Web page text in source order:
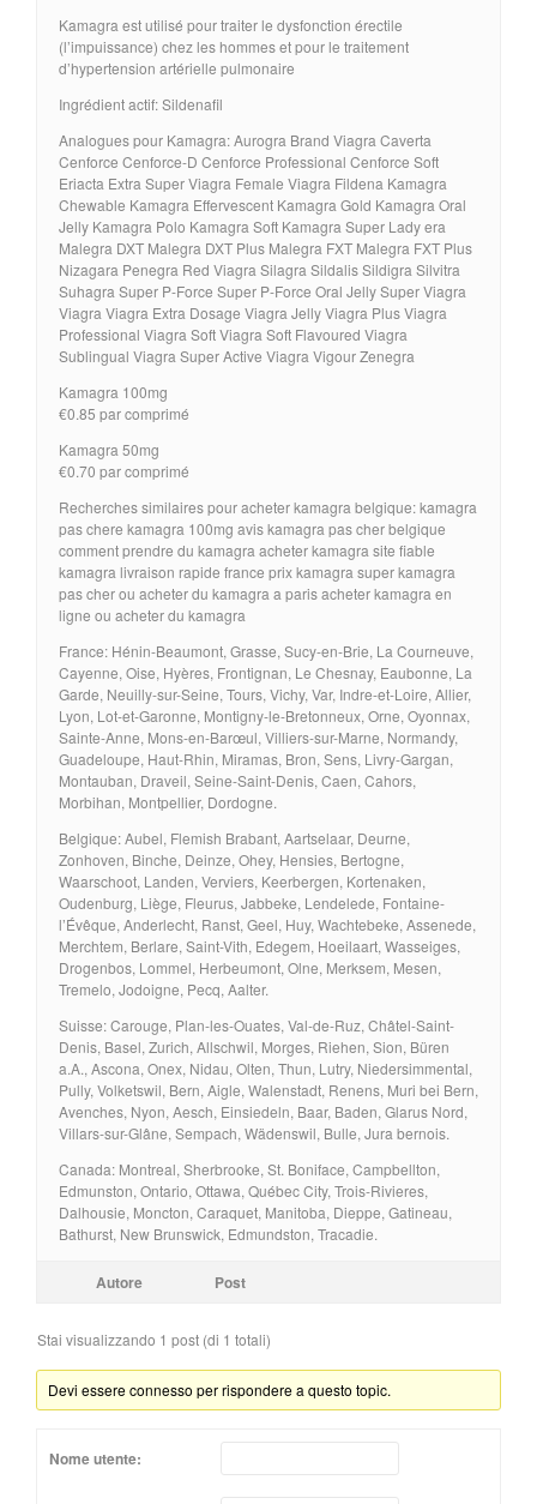
Kamagra est utilisé pour traiter le dysfonction érectile
(l’impuissance) chez les hommes et pour le traitement
d’hypertension artérielle pulmonaire
Ingrédient actif: Sildenafil
Analogues pour Kamagra: Aurogra Brand Viagra Caverta
Cenforce Cenforce-D Cenforce Professional Cenforce Soft
Eriacta Extra Super Viagra Female Viagra Fildena Kamagra
Chewable Kamagra Effervescent Kamagra Gold Kamagra Oral
Jelly Kamagra Polo Kamagra Soft Kamagra Super Lady era
Malegra DXT Malegra DXT Plus Malegra FXT Malegra FXT Plus
Nizagara Penegra Red Viagra Silagra Sildalis Sildigra Silvitra
Suhagra Super P-Force Super P-Force Oral Jelly Super Viagra
Viagra Viagra Extra Dosage Viagra Jelly Viagra Plus Viagra
Professional Viagra Soft Viagra Soft Flavoured Viagra
Sublingual Viagra Super Active Viagra Vigour Zenegra
Kamagra 100mg
€0.85 par comprimé
Kamagra 50mg
€0.70 par comprimé
Recherches similaires pour acheter kamagra belgique: kamagra
pas chere kamagra 100mg avis kamagra pas cher belgique
comment prendre du kamagra acheter kamagra site fiable
kamagra livraison rapide france prix kamagra super kamagra
pas cher ou acheter du kamagra a paris acheter kamagra en
ligne ou acheter du kamagra
France: Hénin-Beaumont, Grasse, Sucy-en-Brie, La Courneuve,
Cayenne, Oise, Hyères, Frontignan, Le Chesnay, Eaubonne, La
Garde, Neuilly-sur-Seine, Tours, Vichy, Var, Indre-et-Loire, Allier,
Lyon, Lot-et-Garonne, Montigny-le-Bretonneux, Orne, Oyonnax,
Sainte-Anne, Mons-en-Barœul, Villiers-sur-Marne, Normandy,
Guadeloupe, Haut-Rhin, Miramas, Bron, Sens, Livry-Gargan,
Montauban, Draveil, Seine-Saint-Denis, Caen, Cahors,
Morbihan, Montpellier, Dordogne.
Belgique: Aubel, Flemish Brabant, Aartselaar, Deurne,
Zonhoven, Binche, Deinze, Ohey, Hensies, Bertogne,
Waarschoot, Landen, Verviers, Keerbergen, Kortenaken,
Oudenburg, Liège, Fleurus, Jabbeke, Lendelede, Fontaine-
l’Évêque, Anderlecht, Ranst, Geel, Huy, Wachtebeke, Assenede,
Merchtem, Berlare, Saint-Vith, Edegem, Hoeilaart, Wasseiges,
Drogenbos, Lommel, Herbeumont, Olne, Merksem, Mesen,
Tremelo, Jodoigne, Pecq, Aalter.
Suisse: Carouge, Plan-les-Ouates, Val-de-Ruz, Châtel-Saint-
Denis, Basel, Zurich, Allschwil, Morges, Riehen, Sion, Büren
a.A., Ascona, Onex, Nidau, Olten, Thun, Lutry, Niedersimmental,
Pully, Volketswil, Bern, Aigle, Walenstadt, Renens, Muri bei Bern,
Avenches, Nyon, Aesch, Einsiedeln, Baar, Baden, Glarus Nord,
Villars-sur-Glâne, Sempach, Wädenswil, Bulle, Jura bernois.
Canada: Montreal, Sherbrooke, St. Boniface, Campbellton,
Edmunston, Ontario, Ottawa, Québec City, Trois-Rivieres,
Dalhousie, Moncton, Caraquet, Manitoba, Dieppe, Gatineau,
Bathurst, New Brunswick, Edmundston, Tracadie.
Autore Post
Stai visualizzando 1 post (di 1 totali)
Devi essere connesso per rispondere a questo topic.
Nome utente: